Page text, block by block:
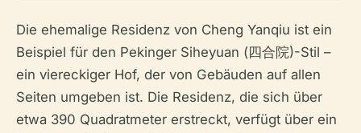
Die ehemalige Residenz von Cheng Yanqiu ist ein
Beispiel für den Pekinger Siheyuan (四合院)-Stil –
ein viereckiger Hof, der von Gebäuden auf allen
Seiten umgeben ist. Die Residenz, die sich über
etwa 390 Quadratmeter erstreckt, verfügt über ein